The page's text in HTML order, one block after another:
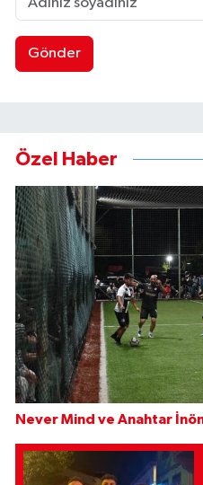
Gönder
Özel Haber
Never Mind ve Anahtar